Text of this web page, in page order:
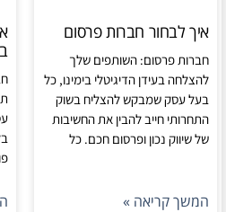
איך לבחור חברות פרסום
חברות פרסום: השותפים שלך
להצלחה בעידן הדיגיטלי בימינו, כל
בעל עסק שמבקש להצליח בשוק
התחרותי חייב להבין את החשיבות
של שיווק נכון ופרסום חכם. כל
המשך קריאה »